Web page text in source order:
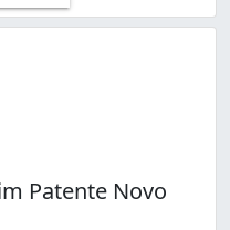
Patente Novo